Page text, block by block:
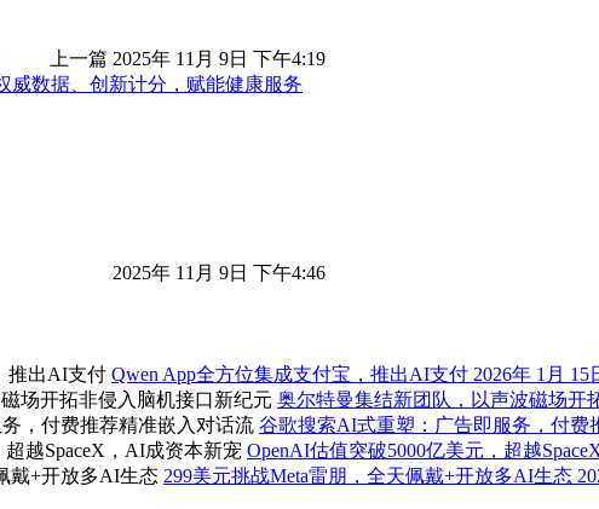
上一篇 2025年 11月 9日 下午4:19
威数据、创新计分，赋能健康服务
2025年 11月 9日 下午4:46
Qwen App全方位集成支付宝，推出AI支付 2026年 1月 15
奥尔特曼集结新团队，以声波磁场开
谷歌搜索AI式重塑：广告即服务，付费
OpenAI估值突破5000亿美元，超越
299美元挑战Meta雷朋，全天佩戴+开放多AI生态